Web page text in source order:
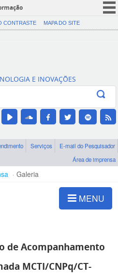
CORONAVÍRUS (COVID-19)
Canais
CONTRASTE MAPA DO SITE
E INOVAÇÕES
Serviços
E-mail do Pesquisador
Área de imprensa
Galeria
MENU
de Acompanhamento
MCTI/CNPq/CT-